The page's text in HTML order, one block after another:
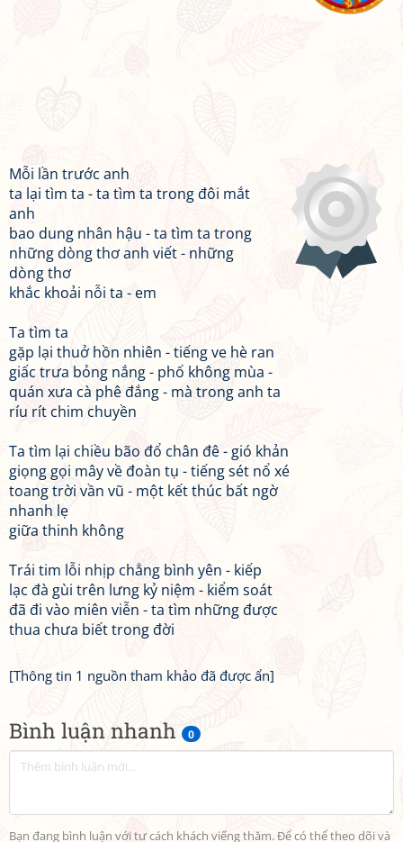
Bình luận nhanh 0
Bạn đang bình luận với tư cách khách viếng thăm. Để có thể theo dõi và
Mỗi lần trước anh
ta lại tìm ta - ta tìm ta trong đôi mắt
anh
bao dung nhân hậu - ta tìm ta trong
những dòng thơ anh viết - những
dòng thơ
khắc khoải nỗi ta - em
Ta tìm ta
gặp lại thuở hồn nhiên - tiếng ve hè ran
giấc trưa bỏng nắng - phố không mùa -
quán xưa cà phê đắng - mà trong anh ta
ríu rít chim chuyền
Ta tìm lại chiều bão đổ chân đê - gió khản
giọng gọi mây về đoàn tụ - tiếng sét nổ xé
toang trời vần vũ - một kết thúc bất ngờ
nhanh lẹ
giữa thinh không
Trái tim lỗi nhịp chẳng bình yên - kiếp
lạc đà gùi trên lưng kỷ niệm - kiểm soát
đã đi vào miên viễn - ta tìm những được
thua chưa biết trong đời
[Thông tin 1 nguồn tham khảo đã được ẩn]